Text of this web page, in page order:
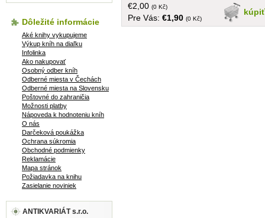
kúpiť
€2,00 (0 Kč)
Pre Vás: €1,90 (0 Kč)
Dôležité informácie
Aké knihy vykupujeme
Výkup kníh na diaľku
Infolinka
Ako nakupovať
Osobný odber kníh
Odberné miesta v Čechách
Odberné miesta na Slovensku
Poštovné do zahraničia
Možnosti platby
Nápoveda k hodnoteniu kníh
O nás
Darčeková poukážka
Ochrana súkromia
Obchodné podmienky
Reklamácie
Mapa stránok
Požiadavka na knihu
Zasielanie noviniek
ANTIKVARIÁT s.r.o.